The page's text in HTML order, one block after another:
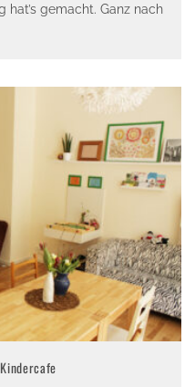
hat’s gemacht. Ganz nach